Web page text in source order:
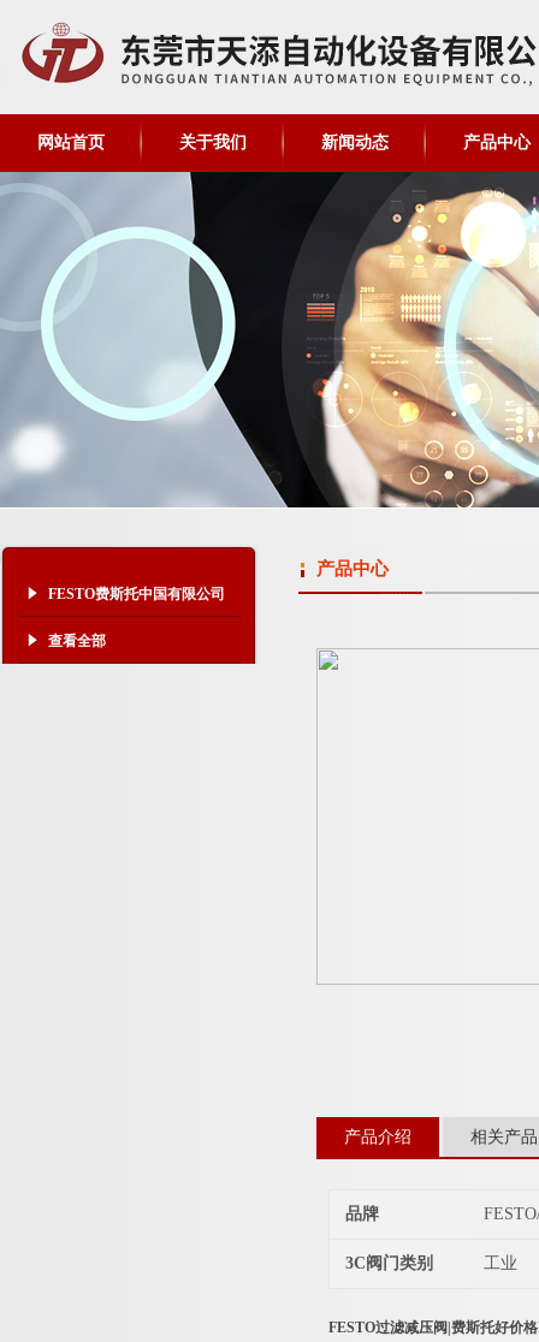
网站首页 关于我们 新闻动态 产品中心
FESTO费斯托中国有限公司
查看全部
产品中心
产品介绍 相关产品
品牌
3C阀门类别 工业
FESTO过滤减压阀|费斯托好价格